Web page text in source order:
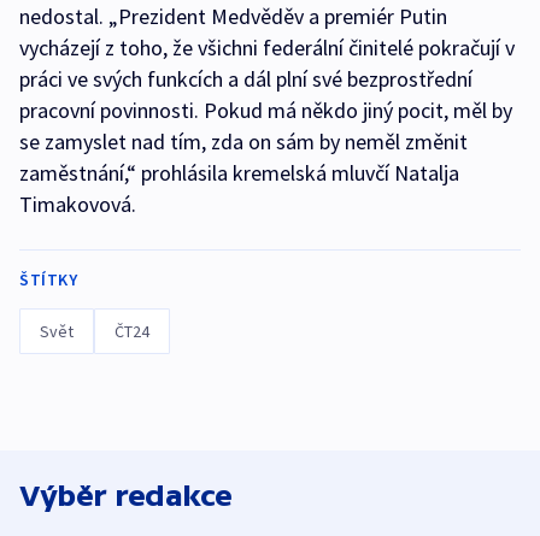
nedostal. „Prezident Medvěděv a premiér Putin
vycházejí z toho, že všichni federální činitelé pokračují v
práci ve svých funkcích a dál plní své bezprostřední
pracovní povinnosti. Pokud má někdo jiný pocit, měl by
se zamyslet nad tím, zda on sám by neměl změnit
zaměstnání,“ prohlásila kremelská mluvčí Natalja
Timakovová.
ŠTÍTKY
Svět ČT24
Výběr redakce